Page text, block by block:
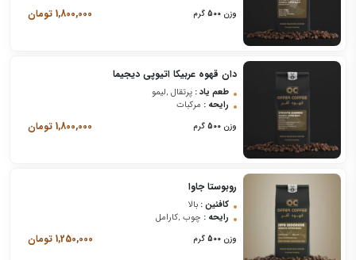
وزن 500 گرم 1,800,000 تومان
دان قهوه عربیکا اتیوپی دیجیما
طعم یاد : پرتقال ,لیمو
رایحه : مرکبات
وزن 500 گرم 1,800,000 تومان
روبوستا جاوا
کافئین : بالا
رایحه : چوب ,کارامل
وزن 500 گرم 1,250,000 تومان